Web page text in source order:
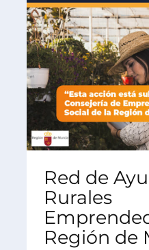
Red de
Rurales
Región de